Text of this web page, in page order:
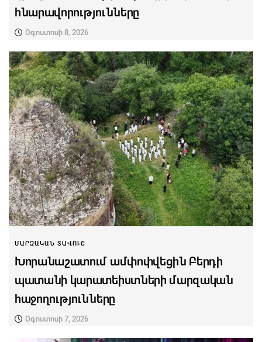
հնարավորությունները
Օգոստոսի 8, 2026
ՄԱՐԶԱԿԱՆ ՏԱՎՈՒՇ
Խորանաշատում ամփոփվեցին Բերդի
պատանի կարատեիստների մարզական
հաջողությունները
Օգոստոսի 7, 2026